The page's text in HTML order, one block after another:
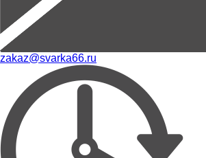
zakaz@svarka66.ru